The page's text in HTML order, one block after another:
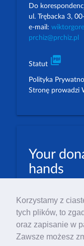
Korzystamy z
tych plików, to
oraz zapisanie w
Zawsze możesz
Do
ul. Trębacka 3,
e-mail:
prchiz@prchiz.pl
Statut picture_as_pdf
Polityka
Stronę prowadzi
Your
hands
EUR: 23 1600
Numer IBAN:
0004
Numer BIC/